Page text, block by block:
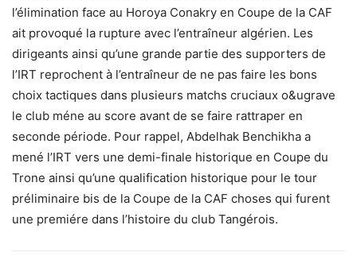
l’élimination face au Horoya Conakry en Coupe de la CAF
ait provoqué la rupture avec l’entraîneur algérien. Les
dirigeants ainsi qu’une grande partie des supporters de
l’IRT reprochent à l’entraîneur de ne pas faire les bons
choix tactiques dans plusieurs matchs cruciaux o&ugrave
le club méne au score avant de se faire rattraper en
seconde période. Pour rappel, Abdelhak Benchikha a
mené l’IRT vers une demi-finale historique en Coupe du
Trone ainsi qu’une qualification historique pour le tour
préliminaire bis de la Coupe de la CAF choses qui furent
une premiére dans l’histoire du club Tangérois.